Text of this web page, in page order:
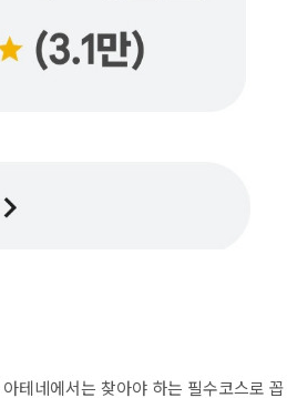
테네에서는 찾아야 하는 필수코스로 꼽